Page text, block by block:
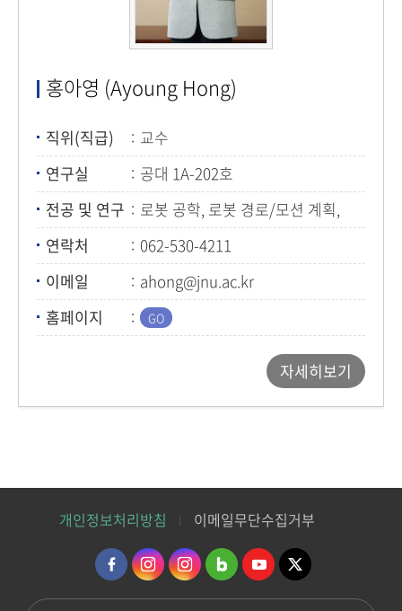
홍아영 (Ayoung Hong)
직위(직급)
교수
연구실
공대 1A-202호
전공 및 연구
로봇 공학, 로봇 경로/모션 계획,
로봇 제어
연락처
062-530-4211
이메일
ahong@jnu.ac.kr
홈페이지
자세히보기
개인정보처리방침 이메일무단수집거부